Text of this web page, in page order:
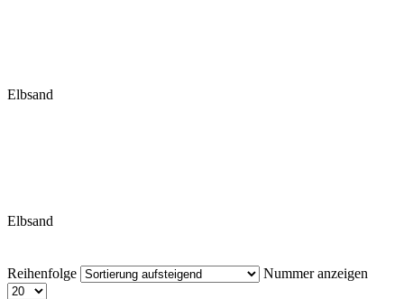
Elbsand
Elbsand
Reihenfolge Nummer anzeigen